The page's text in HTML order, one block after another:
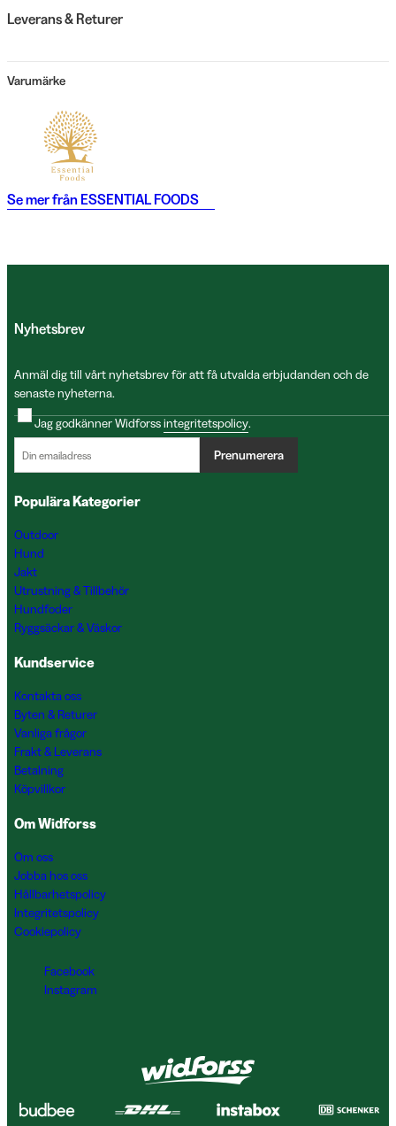
Leverans & Returer
Varumärke
Se mer från ESSENTIAL FOODS
Nyhetsbrev
Anmäl dig till vårt nyhetsbrev för att få utvalda erbjudanden och de
senaste nyheterna.
Jag godkänner Widforssintegritetspolicy.
Prenumerera
Populära Kategorier
Outdoor
Hund
Jakt
Utrustning & Tillbehör
Hundfoder
Ryggsäckar & Väskor
Kundservice
Kontakta oss
Byten & Returer
Vanliga frågor
Frakt & Leverans
Betalning
Köpvillkor
Om Widforss
Om oss
Jobba hos oss
Hållbarhetspolicy
Integritetspolicy
Cookiepolicy
Facebook
Instagram